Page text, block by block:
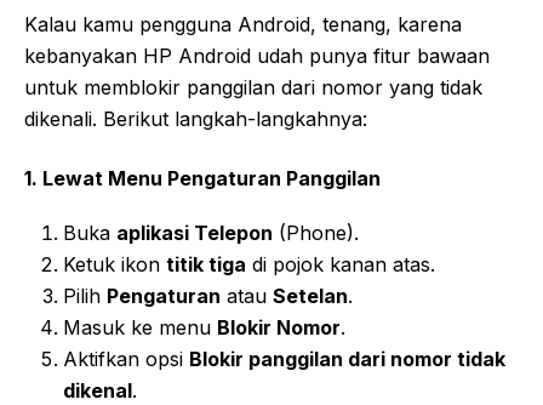
Kalau kamu pengguna Android, tenang, karena
kebanyakan HP Android udah punya fitur bawaan
untuk memblokir panggilan dari nomor yang tidak
dikenali. Berikut langkah-langkahnya:
1. Lewat Menu Pengaturan Panggilan
Buka aplikasi Telepon (Phone).
Ketuk ikon titik tiga di pojok kanan atas.
Pilih Pengaturan atau Setelan.
Masuk ke menu Blokir Nomor.
Aktifkan opsi Blokir panggilan dari nomor tidak
dikenal.